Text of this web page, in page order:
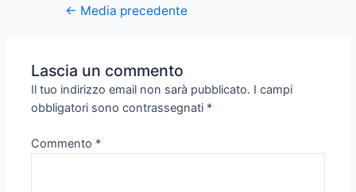
← Media precedente
Lascia un commento
Il tuo indirizzo email non sarà pubblicato. I campi
obbligatori sono contrassegnati *
Commento *